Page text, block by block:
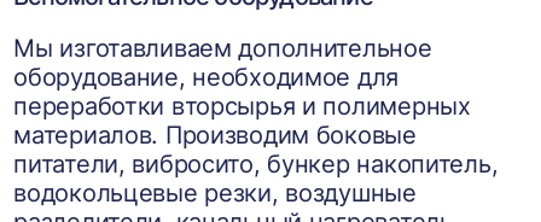
Мы изготавливаем дополнительное
оборудование, необходимое для
переработки вторсырья и полимерных
материалов. Производим боковые
питатели, вибросито, бункер накопитель,
водокольцевые резки, воздушные